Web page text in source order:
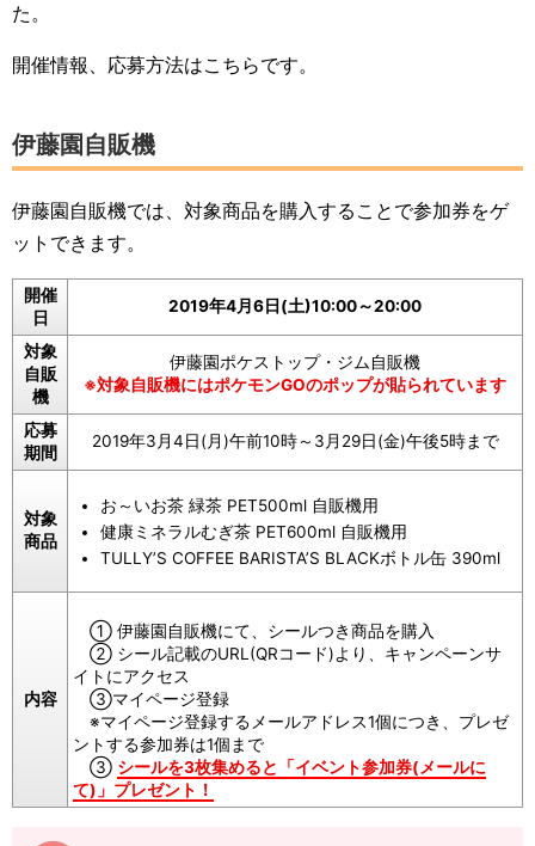
た。
開催情報、応募方法はこちらです。
伊藤園自販機
伊藤園自販機では、対象商品を購入することで参加券をゲ
ットできます。
開催
日
2019年4月6日(土)10:00～20:00
対象
自販
機
伊藤園ポケストップ・ジム自販機
※対象自販機にはポケモンGOのポップが貼られています
応募
期間
2019年3月4日(月)午前10時～3月29日(金)午後5時まで
対象
商品
お～いお茶 緑茶 PET500ml 自販機用
健康ミネラルむぎ茶 PET600ml 自販機用
TULLY’S COFFEE BARISTA’S BLACKボトル缶 390ml
内容
① 伊藤園自販機にて、シールつき商品を購入
② シール記載のURL(QRコード)より、キャンペーンサ
イトにアクセス
③マイページ登録
※マイページ登録するメールアドレス1個につき、プレゼ
ントする参加券は1個まで
③ シールを3枚集めると「イベント参加券(メールに
て)」プレゼント！